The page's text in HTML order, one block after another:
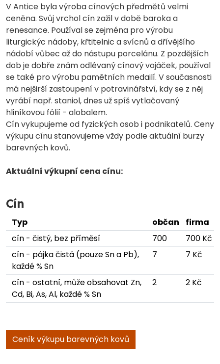
V Antice byla výroba cínových předmětů velmi
ceněna. Svůj vrchol cín zažil v době baroka a
renesance. Používal se zejména pro výrobu
liturgickýc nádoby, křtitelnic a svícnů a dřívějšího
nádobí vůbec až do nástupu porcelánu. Z pozdějších
dob je dobře znám odlévaný cínový vojáček, používal
se také pro výrobu pamětních medailí. V současnosti
má nejširší zastoupení v potravinářství, kdy se z něj
vyrábí např. staniol, dnes už spíš vytlačovaný
hliníkovou fólií - alobalem.
Cín vykupujeme od fyzických osob i podnikatelů. Ceny
výkupu cínu stanovujeme vždy podle aktuální burzy
barevných kovů.
Aktuální výkupní cena cínu:
Cín
Typ občan
firma
cín - čistý, bez příměsí
700
700 Kč
cín - pájka čistá (pouze Sn a Pb),
každé % Sn
7 7 Kč
cín - ostatní, může obsahovat Zn,
Cd, Bi, As, Al, každé % Sn
2 2 Kč
Ceník výkupu barevných kovů